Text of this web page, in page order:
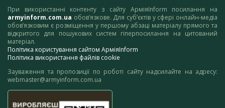
При використанні контенту з сайту АрміяInform посилання на
armyinform.com.ua обов’язкове. Для суб’єктів у сфері онлайн-медіа
обов’язковим є розміщення у першому абзаці матеріалу прямого та
відкритого для пошукових систем гіперпосилання на цитований
матеріал.
Політика користування сайтом АрміяInform
Політика використання файлів cookie
Зауваження та пропозиції по роботі сайту надсилайте на адресу:
webmaster@armyinform.com.ua